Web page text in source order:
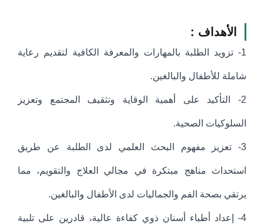
الأهداف :
1- تزويد الطلبة بالمهارات والمعرفة الكافية لتقديم رعاية
شاملة للأطفال والبالغين.
2- التأكيد على أهمية الوقاية وتثقيف المجتمع وتعزيز
السلوكيات الصحية.
3- تعزيز مفهوم البحث العلمي لدى الطلبة عن طريق
استحداث مناهج مبتكرة في مجالي العلاج والتقويم، مما
يرتقي بصحة الفم والجماليات لدى الأطفال والبالغين.
4- إعداد أطباء أسنان ذوي كفاءة عالية، قادرين على تلبية